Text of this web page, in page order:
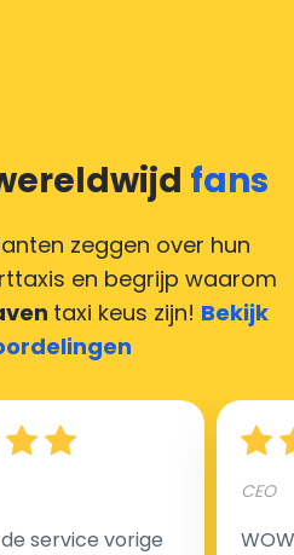
fans
zeggen over hun
en begrijp waarom
taxi keus zijn! Bekijk
service vorige
CEO